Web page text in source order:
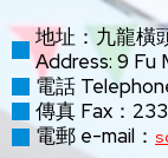
地址：九龍橫
Address: 9 Fu
電話
傳真 Fax：
電郵 e-mail：